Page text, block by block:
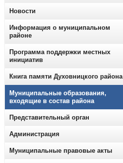
Новости
Информация о муниципальном
районе
Программа поддержки местных
инициатив
Книга памяти Духовницкого района
Муниципальные образования,
входящие в состав района
Представительный орган
Администрация
Муниципальные правовые акты